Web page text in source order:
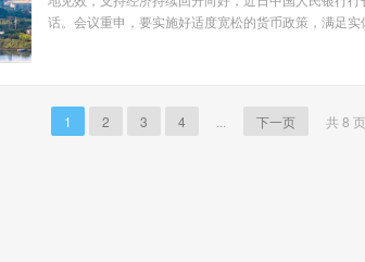
话。会议重申，要实施好适度宽松的货币政策，满足实
1 2 3 4 下一页 共 8 页